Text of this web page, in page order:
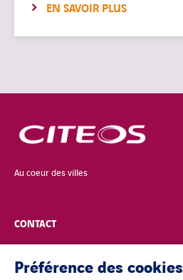
EN SAVOIR PLUS
Au coeur des villes
CONTACT
POLITIQUE DE CONFIDENTIALITÉ
Préférence des cookies